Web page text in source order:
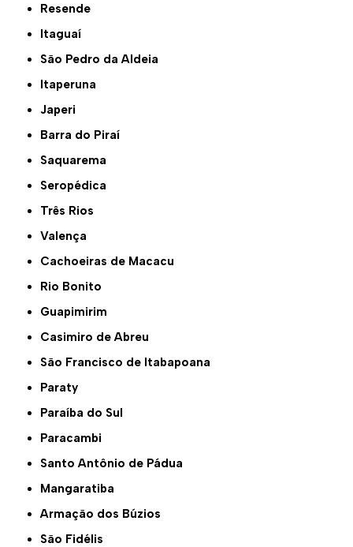
Resende
Itaguaí
São Pedro da Aldeia
Itaperuna
Japeri
Barra do Piraí
Saquarema
Seropédica
Três Rios
Valença
Cachoeiras de Macacu
Rio Bonito
Guapimirim
Casimiro de Abreu
São Francisco de Itabapoana
Paraty
Paraíba do Sul
Paracambi
Santo Antônio de Pádua
Mangaratiba
Armação dos Búzios
São Fidélis